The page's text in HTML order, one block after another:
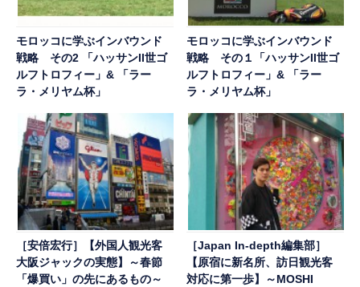
モロッコに学ぶインバウンド
戦略 その2 「ハッサンII世ゴ
ルフトロフィー」& 「ラー
ラ・メリヤム杯」
モロッコに学ぶインバウンド
戦略 その１「ハッサンII世ゴ
ルフトロフィー」& 「ラー
ラ・メリヤム杯」
［安倍宏行］【外国人観光客
大阪ジャックの実態】～春節
「爆買い」の先にあるもの～
［Japan In-depth編集部］
【原宿に新名所、訪日観光客
対応に第一歩】～MOSHI